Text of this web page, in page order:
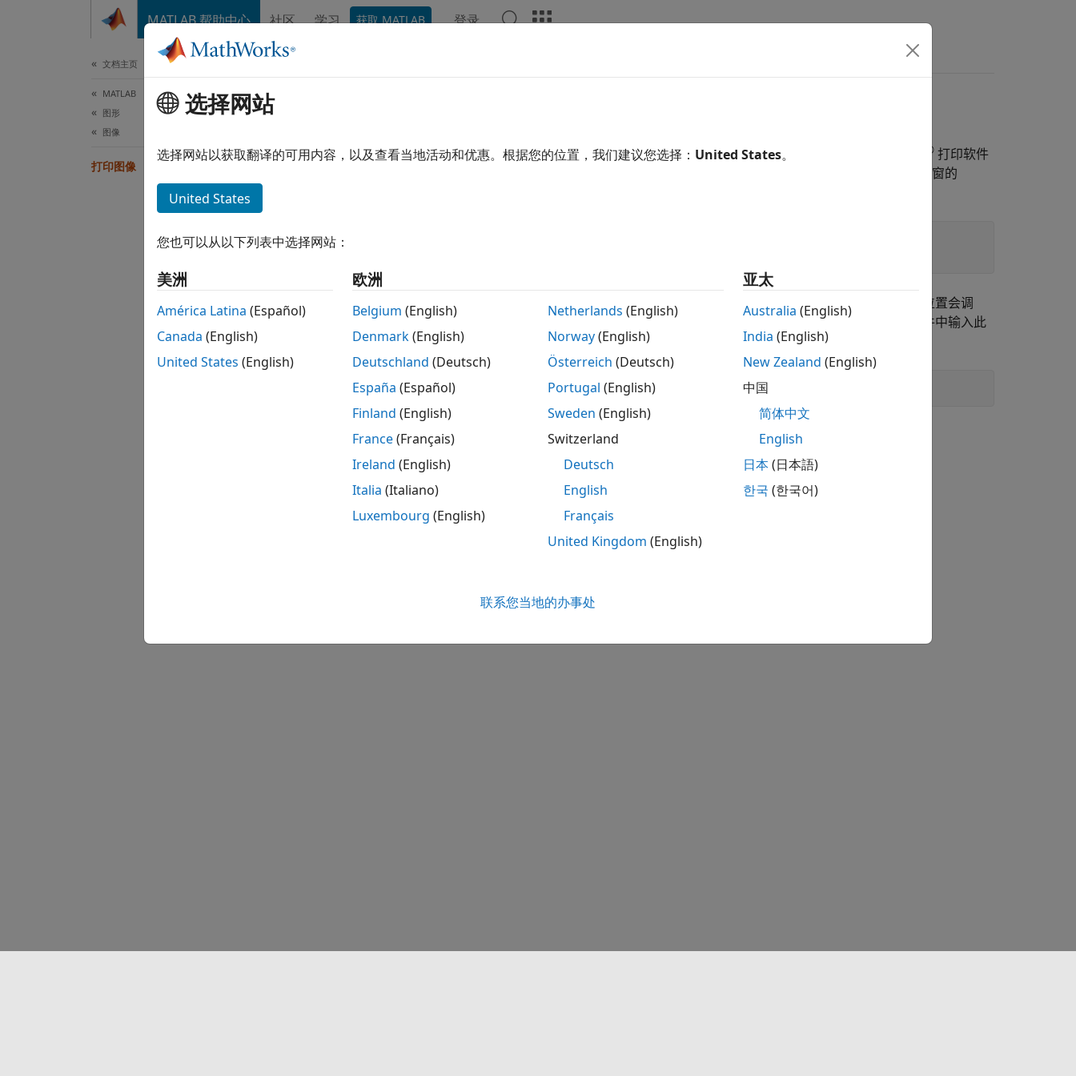
MATLAB 帮助中心 社区 学习 获取 MATLAB 登录
文档主页
MATLAB
图形
图像
打印图像
如果将坐标区的Position设置为[0 0 1 1]以使其充满整个图窗，则打印时不会保留纵横比，因为 MATLAB ® 打印软件
属性调整图窗大小。要在打印时保留图像的纵横比，请通过命令行将图窗的
set(gcf,'PaperPositionMode','auto')
PaperPositionMode设置为
，则所打印的图窗的宽度和高度由屏幕上图窗的维度决定，而且图窗位置会调
整，以使得图窗在页面上居中。如果您想要
PaperPositionMode 的默认值为 ，则在您的
文件中输入此
行内容。
本页内容对您有帮助吗？
选择网站
选择网站以获取翻译的可用内容，以及查看当地活动和优惠。根据您的位置，我们建议您选择： United States。
United States
您也可以从以下列表中选择网站：
美洲
América Latina (Español)
Canada (English)
United States (English)
欧洲
Belgium (English)
Denmark(English)
Deutschland (Deutsch)
España (Español)
Finland (English)
France(Français)
Ireland (English)
Italia (Italiano)
Luxembourg (English)
Netherlands (English)
Norway(English)
Österreich (Deutsch)
Portugal (English)
Sweden (English)
Switzerland
Deutsch
English
Français
United Kingdom (English)
亚太
Australia (English)
India (English)
New Zealand (English)
中国
简体中文
English
日本(日本語)
한국 (한국어)
联系您当地的办事处